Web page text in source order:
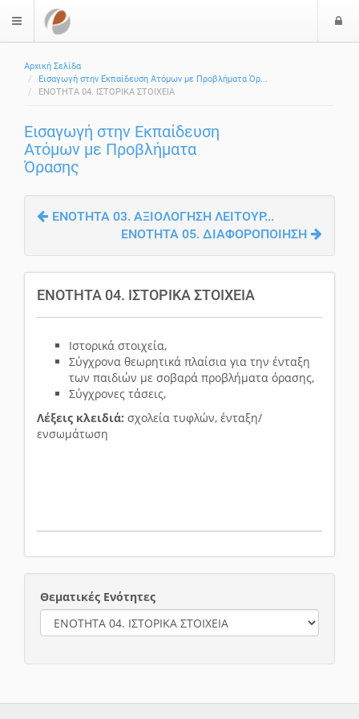
$langMenu
Αρχική Σελίδα
Εισαγωγή στην Εκπαίδευση Ατόμων με Προβλήματα Όρ...
ΕΝΟΤΗΤΑ 04. ΙΣΤΟΡΙΚΑ ΣΤΟΙΧΕΙΑ
Εισαγωγή στην Εκπαίδευση
Ατόμων με Προβλήματα
Όρασης
ΕΝΟΤΗΤΑ 03. ΑΞΙΟΛΟΓΗΣΗ ΛΕΙΤΟΥΡ...
ΕΝΟΤΗΤΑ 05. ΔΙΑΦΟΡΟΠΟΙΗΣΗ
ΕΝΟΤΗΤΑ 04. ΙΣΤΟΡΙΚΑ ΣΤΟΙΧΕΙΑ
Ιστορικά στοιχεία,
Σύγχρονα θεωρητικά πλαίσια για την ένταξη
των παιδιών με σοβαρά προβλήματα όρασης,
Σύγχρονες τάσεις,
Λέξεις κλειδιά: σχολεία τυφλών, ένταξη/
ενσωμάτωση
Θεματικές Ενότητες